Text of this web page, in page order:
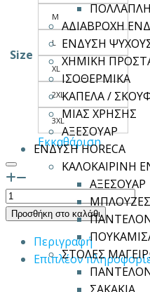
ΑΔΙΑΒΡΟΧΗ
ΕΝΔΥΣΗ
ΧΗΜΙΚΗ
ΙΣΟΘΕΡΜΙΚΑ
ΚΑΠΕΛΑ /
ΜΙΑΣ ΧΡΗΣΗΣ
ΑΞΕΣΟΥΑΡ
ΕΝΔΥΣΗ HORECA
ΚΑΛΟΚΑΙΡΙΝΗ
ΑΞΕΣΟΥΑΡ
ΣΤΟΛΕΣ
Size
M
L
XL
2XL
3XL
Εκκαθάριση
Παντελόνα
SUGAR
ποσότητα
Προσθήκη στο καλάθι
Περιγραφή
Επιπλέον